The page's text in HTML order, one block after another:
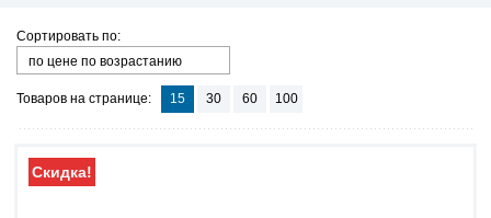
Сортировать по:
по цене по возрастанию
Товаров на странице: 15 30 60 100
Скидка!